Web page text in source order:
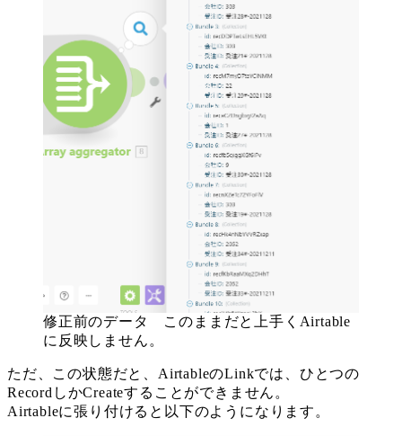
修正前のデータ このままだと上手くAirtable
に反映しません。
ただ、この状態だと、AirtableのLinkでは、ひとつの
RecordしかCreateすることができません。
Airtableに張り付けると以下のようになります。